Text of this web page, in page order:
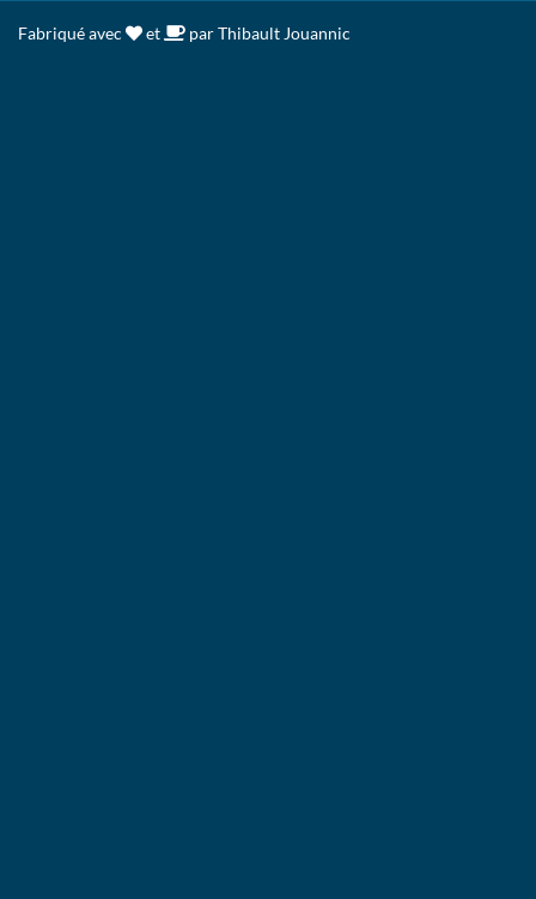
Fabriqué avec et par Thibault Jouannic